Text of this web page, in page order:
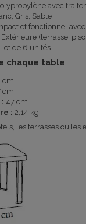
avec
Gris, Sable
et fonctionnel
Extérieure (terrasse,
Lot de 6 unités
chaque table
cm
cm
47 cm
: 2,14 kg
les terrasses ou les